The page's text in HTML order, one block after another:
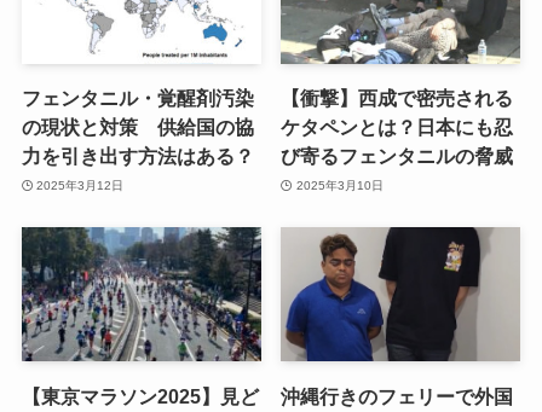
フェンタニル・覚醒剤汚染
の現状と対策 供給国の協
力を引き出す方法はある？
2025年3月12日
【衝撃】西成で密売される
ケタペンとは？日本にも忍
び寄るフェンタニルの脅威
2025年3月10日
【東京マラソン2025】見ど
沖縄行きのフェリーで外国